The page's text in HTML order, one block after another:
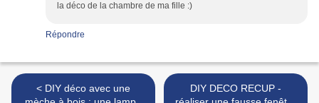
la déco de la chambre de ma fille :)
Répondre
< DIY déco avec une
DIY DECO RECUP -